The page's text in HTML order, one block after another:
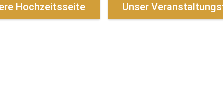
Hochzeitsseite Unser